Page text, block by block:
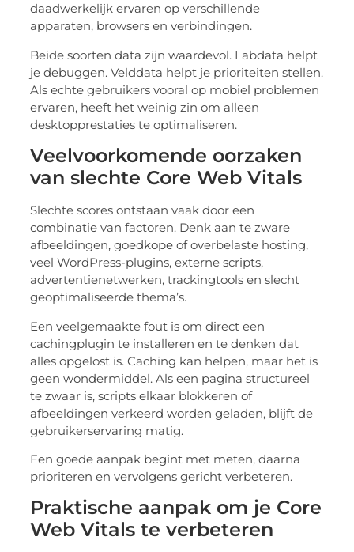
daadwerkelijk ervaren op verschillende
apparaten, browsers en verbindingen.
Beide soorten data zijn waardevol. Labdata helpt
je debuggen. Velddata helpt je prioriteiten stellen.
Als echte gebruikers vooral op mobiel problemen
ervaren, heeft het weinig zin om alleen
desktopprestaties te optimaliseren.
Veelvoorkomende oorzaken
van slechte Core Web Vitals
Slechte scores ontstaan vaak door een
combinatie van factoren. Denk aan te zware
afbeeldingen, goedkope of overbelaste hosting,
veel WordPress-plugins, externe scripts,
advertentienetwerken, trackingtools en slecht
geoptimaliseerde thema’s.
Een veelgemaakte fout is om direct een
cachingplugin te installeren en te denken dat
alles opgelost is. Caching kan helpen, maar het is
geen wondermiddel. Als een pagina structureel
te zwaar is, scripts elkaar blokkeren of
afbeeldingen verkeerd worden geladen, blijft de
gebruikerservaring matig.
Een goede aanpak begint met meten, daarna
prioriteren en vervolgens gericht verbeteren.
Praktische aanpak om je Core
Web Vitals te verbeteren